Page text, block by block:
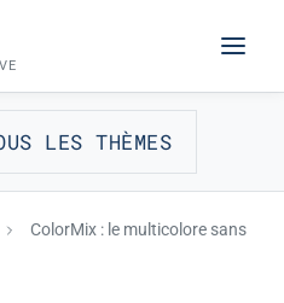
LES THÈMES
ColorMix : le multicolore sans